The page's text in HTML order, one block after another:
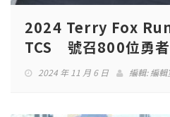
2024 Terry Fox
TCS 號召800位勇
2024 年 11 月 6 日 編輯:編輯